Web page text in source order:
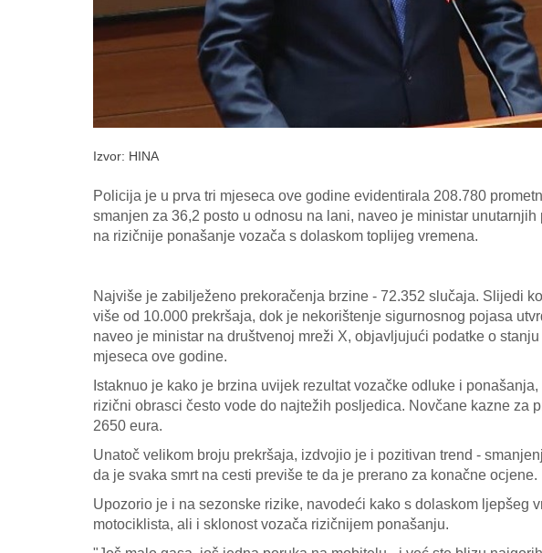
Izvor: HINA
Policija je u prva tri mjeseca ove godine evidentirala 208.780
smanjen za 36,2 posto u odnosu na lani, naveo je ministar
na rizičnije ponašanje vozača s dolaskom toplijeg vremena.
Najviše je zabilježeno prekoračenja brzine - 72.352 slučaja. Slijedi
više od 10.000 prekršaja, dok je nekorištenje sigurnosnog pojasa
naveo je ministar na društvenoj mreži X, objavljujući podatke o
mjeseca ove godine.
Istaknuo je kako je brzina uvijek rezultat vozačke odluke i
rizični obrasci često vode do najtežih posljedica. Novčane kazne za
2650 eura.
Unatoč velikom broju prekršaja, izdvojio je i pozitivan trend -
da je svaka smrt na cesti previše te da je prerano za konačne ocjene.
Upozorio je i na sezonske rizike, navodeći kako s dolaskom ljepšeg
motociklista, ali i sklonost vozača rizičnijem ponašanju.